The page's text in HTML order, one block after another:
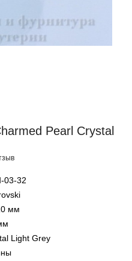
Pearl Crystal
32
мм
Light Grey